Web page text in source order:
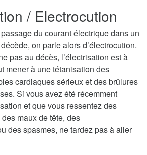
/ Electrocution
du courant électrique dans un
on parle alors d’électrocution.
pas au décès, l’électrisation est à
mener à une tétanisation des
cardiaques sérieux et des brûlures
Si vous avez été récemment
et que vous ressentez des
maux de tête, des
des spasmes, ne tardez pas à aller